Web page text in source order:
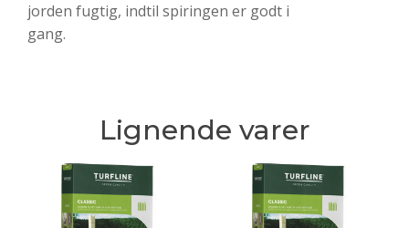
jorden fugtig, indtil spiringen er godt i
gang.
Lignende varer